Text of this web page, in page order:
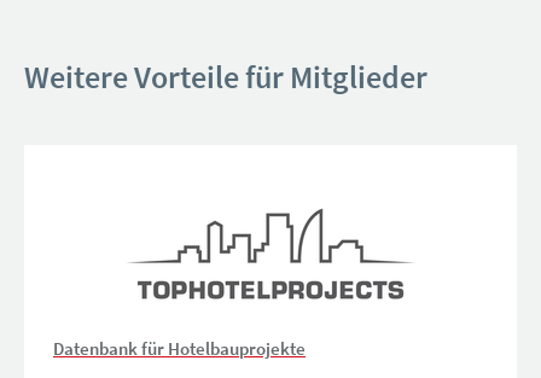
Weitere Vorteile für Mitglieder
Datenbank für Hotelbauprojekte